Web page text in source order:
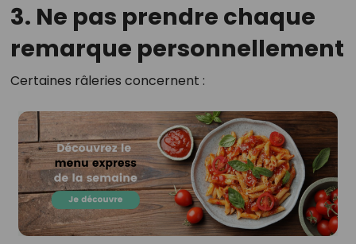
3. Ne pas prendre chaque
remarque personnellement
Certaines râleries concernent :